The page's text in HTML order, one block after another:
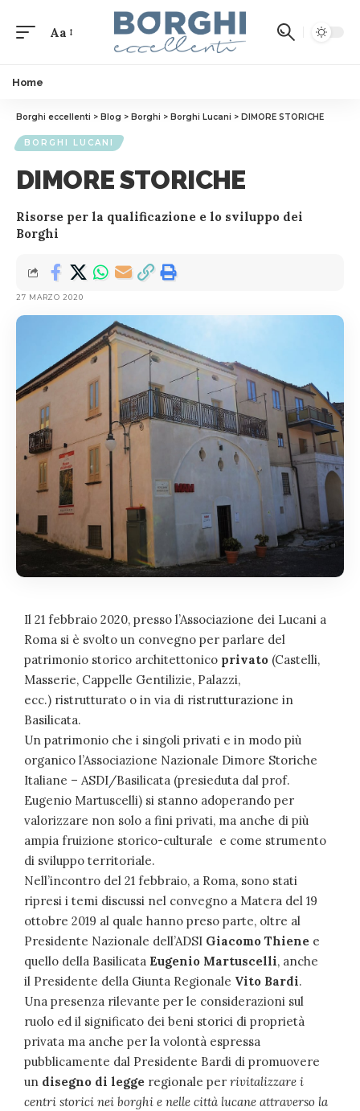
Aa
Home
Borghi eccellenti > Blog > Borghi > Borghi Lucani > DIMORE STORICHE
BORGHI LUCANI
DIMORE STORICHE
Risorse per la qualificazione e lo sviluppo dei
Borghi
27 MARZO 2020
Il 21 febbraio 2020, presso l’Associazione dei Lucani a
Roma si è svolto un convegno per parlare del
patrimonio storico architettonico privato (Castelli,
Masserie, Cappelle Gentilizie, Palazzi,
ecc.) ristrutturato o in via di ristrutturazione in
Basilicata.
Un patrimonio che i singoli privati e in modo più
organico l’Associazione Nazionale Dimore Storiche
Italiane – ASDI/Basilicata (presieduta dal prof.
Eugenio Martuscelli) si stanno adoperando per
valorizzare non solo a fini privati, ma anche di più
ampia fruizione storico-culturale e come strumento
di sviluppo territoriale.
Nell’incontro del 21 febbraio, a Roma, sono stati
ripresi i temi discussi nel convegno a Matera del 19
ottobre 2019 al quale hanno preso parte, oltre al
Presidente Nazionale dell’ADSI Giacomo Thiene e
quello della Basilicata Eugenio Martuscelli, anche
il Presidente della Giunta Regionale Vito Bardi.
Una presenza rilevante per le considerazioni sul
ruolo ed il significato dei beni storici di proprietà
privata ma anche per la volontà espressa
pubblicamente dal Presidente Bardi di promuovere
un disegno di legge regionale per rivitalizzare i
centri storici nei borghi e nelle città lucane attraverso la